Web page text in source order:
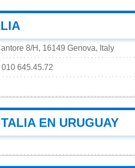
8/H, 16149 Genova, Italy
010 645.45.72
EN URUGUAY